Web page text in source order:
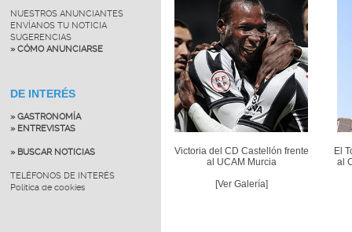
NUESTROS ANUNCIANTES
ENVÍANOS TU NOTICIA
SUGERENCIAS
» CÓMO ANUNCIARSE
DE INTERÉS
» GASTRONOMÍA
» ENTREVISTAS
» BUSCAR NOTICIAS
TELÉFONOS DE INTERÉS
Política de cookies
Victoria del CD Castellón frente
al UCAM Murcia
[Ver Galería]
El
al